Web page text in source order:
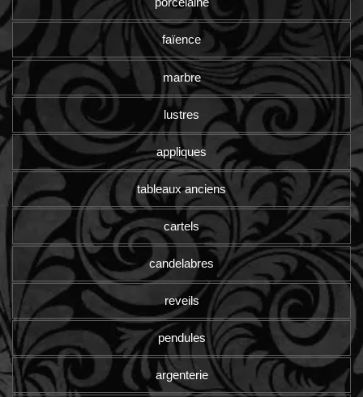
faïence
marbre
lustres
appliques
tableaux anciens
cartels
candelabres
reveils
pendules
argenterie